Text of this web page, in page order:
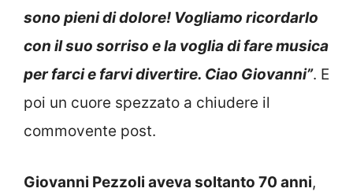
sono pieni di dolore! Vogliamo ricordarlo
con il suo sorriso e la voglia di fare musica
per farci e farvi divertire. Ciao Giovanni”. E
poi un cuore spezzato a chiudere il
commovente post.
Giovanni Pezzoli aveva soltanto 70 anni,